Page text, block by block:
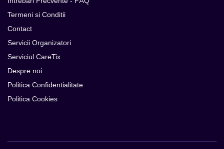
Termeni si Conditii
Contact
Servicii Organizatori
Serviciul CareTix
Despre noi
Politica Confidentialitate
Politica Cookies